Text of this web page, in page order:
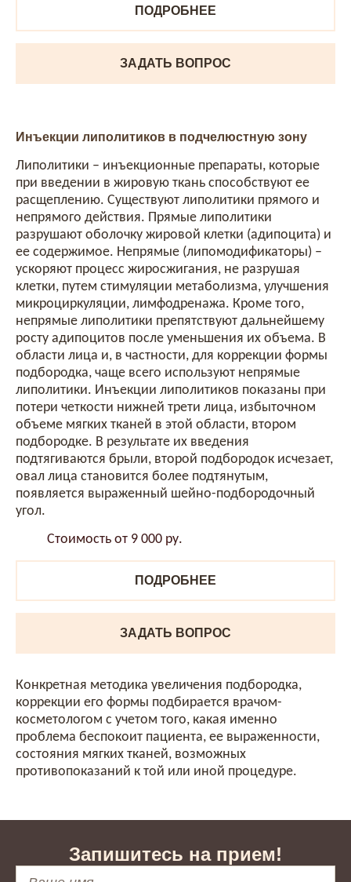
ПОДРОБНЕЕ
ЗАДАТЬ ВОПРОС
Инъекции липолитиков в подчелюстную зону
Липолитики – инъекционные препараты, которые
при введении в жировую ткань способствуют ее
расщеплению. Существуют липолитики прямого и
непрямого действия. Прямые липолитики
разрушают оболочку жировой клетки (адипоцита) и
ее содержимое. Непрямые (липомодификаторы) –
ускоряют процесс жиросжигания, не разрушая
клетки, путем стимуляции метаболизма, улучшения
микроциркуляции, лимфодренажа. Кроме того,
непрямые липолитики препятствуют дальнейшему
росту адипоцитов после уменьшения их объема. В
области лица и, в частности, для коррекции формы
подбородка, чаще всего используют непрямые
липолитики. Инъекции липолитиков показаны при
потери четкости нижней трети лица, избыточном
объеме мягких тканей в этой области, втором
подбородке. В результате их введения
подтягиваются брыли, второй подбородок исчезает,
овал лица становится более подтянутым,
появляется выраженный шейно-подбородочный
угол.
Стоимость от 9 000 ру.
ПОДРОБНЕЕ
ЗАДАТЬ ВОПРОС
Конкретная методика увеличения подбородка,
коррекции его формы подбирается врачом-
косметологом с учетом того, какая именно
проблема беспокоит пациента, ее выраженности,
состояния мягких тканей, возможных
противопоказаний к той или иной процедуре.
Запишитесь на прием!